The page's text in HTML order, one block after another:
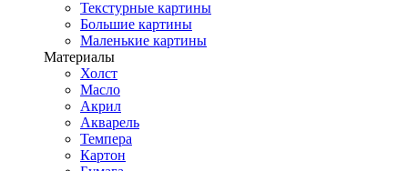
Текстурные картины
Большие картины
Маленькие картины
Материалы
Холст
Масло
Акрил
Акварель
Темпера
Картон